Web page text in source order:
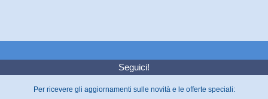
Seguici!
Per ricevere gli aggiornamenti sulle novità e le offerte speciali: